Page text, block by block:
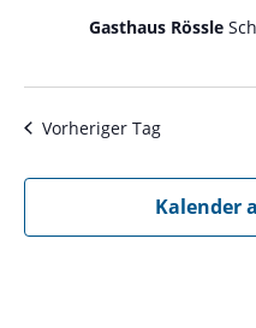
Gasthaus Rössle
Vorheriger Tag
Kalender